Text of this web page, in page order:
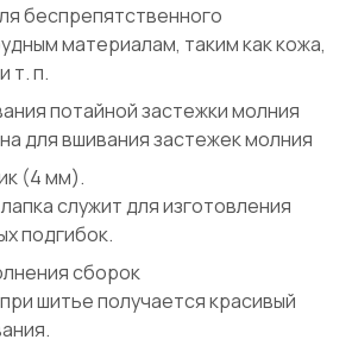
беспрепятственного
материалам, таким как кожа,
т. п.
потайной застежки молния
для вшивания застежек молния
(4 мм).
служит для изготовления
подгибок.
сборок
шитье получается красивый